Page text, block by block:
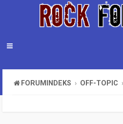
FORUMINDEKS OFF-TOPIC